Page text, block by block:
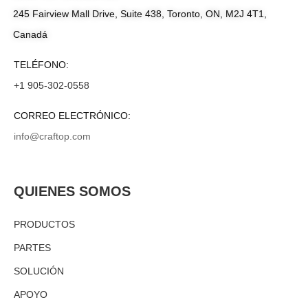
QUIENES SOMOS
PRODUCTOS
PARTES
SOLUCIÓN
APOYO
245 Fairview Mall Drive, Suite 438, Toronto, ON, M2J 4T1,
Canadá
TELÉFONO:
+1 905-302-0558
CORREO ELECTRÓNICO:
info@craftop.com